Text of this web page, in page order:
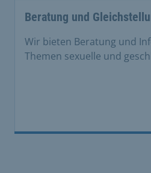
Beratung und
Wir bieten Beratung und
Themen sexuelle und